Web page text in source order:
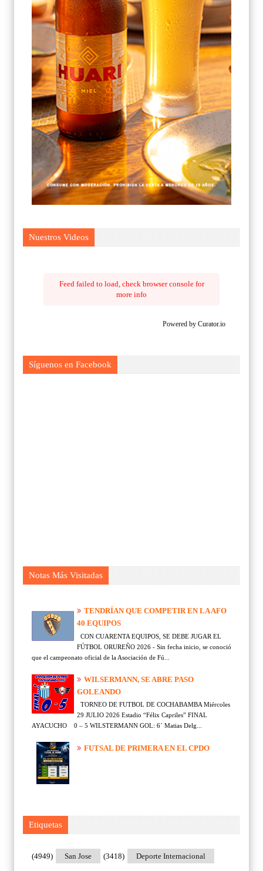
Nuestros Videos
Feed failed to load, check browser console for
more info
Powered by Curator.io
Síguenos en Facebook
Notas Más Visitadas
TENDRÍAN QUE COMPETIR EN LA AFO
40 EQUIPOS
CON CUARENTA EQUIPOS, SE DEBE JUGAR EL
FÚTBOL ORUREÑO 2026 - Sin fecha inicio, se conoció
que el campeonato oficial de la Asociación de Fú...
WILSERMANN, SE ABRE PASO
GOLEANDO
TORNEO DE FUTBOL DE COCHABAMBA Miércoles
29 JULIO 2026 Estadio “Félix Capriles” FINAL
AYACUCHO 0 – 5 WILSTERMANN GOL: 6´ Matias Delg...
FUTSAL DE PRIMERA EN EL CPDO
Etiquetas
San Jose
(4949) Deporte Internacional
(3418)